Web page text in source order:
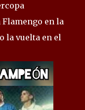
Flamengo en la
la vuelta en el